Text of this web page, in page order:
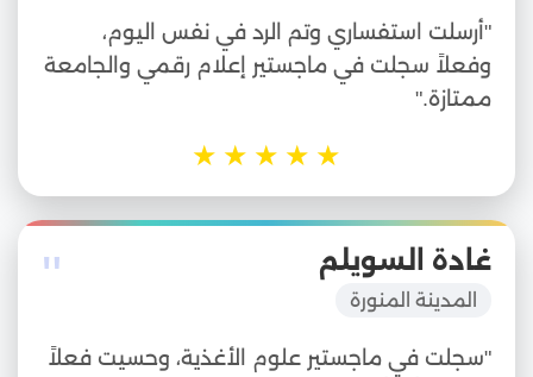
"أرسلت استفساري وتم الرد في نفس اليوم،
وفعلاً سجلت في ماجستير إعلام رقمي والجامعة
ممتازة."
★
★
★
★
★
" غادة السويلم
المدينة المنورة
"سجلت في ماجستير علوم الأغذية، وحسيت فعلاً